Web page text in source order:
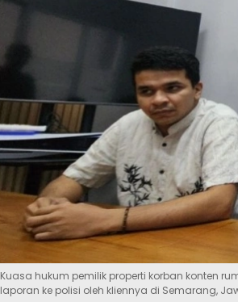
Kuasa hukum pemilik properti korban konten
laporan ke polisi oleh kliennya di Semarang,